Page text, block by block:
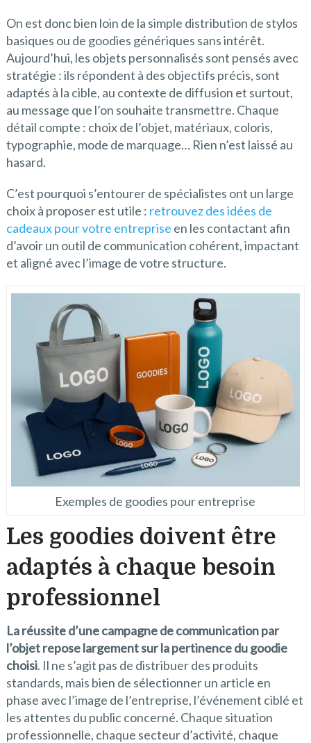
On est donc bien loin de la simple distribution de stylos
basiques ou de goodies génériques sans intérêt.
Aujourd’hui, les objets personnalisés sont pensés avec
stratégie : ils répondent à des objectifs précis, sont
adaptés à la cible, au contexte de diffusion et surtout,
au message que l’on souhaite transmettre. Chaque
détail compte : choix de l’objet, matériaux, coloris,
typographie, mode de marquage… Rien n’est laissé au
hasard.
C’est pourquoi s’entourer de spécialistes ont un large
choix à proposer est utile : retrouvez des idées de
cadeaux pour votre entreprise en les contactant afin
d’avoir un outil de communication cohérent, impactant
et aligné avec l’image de votre structure.
Exemples de goodies pour entreprise
Les goodies doivent être
adaptés à chaque besoin
professionnel
La réussite d’une campagne de communication par
l’objet repose largement sur la pertinence du goodie
choisi. Il ne s’agit pas de distribuer des produits
standards, mais bien de sélectionner un article en
phase avec l’image de l’entreprise, l’événement ciblé et
les attentes du public concerné. Chaque situation
professionnelle, chaque secteur d’activité, chaque